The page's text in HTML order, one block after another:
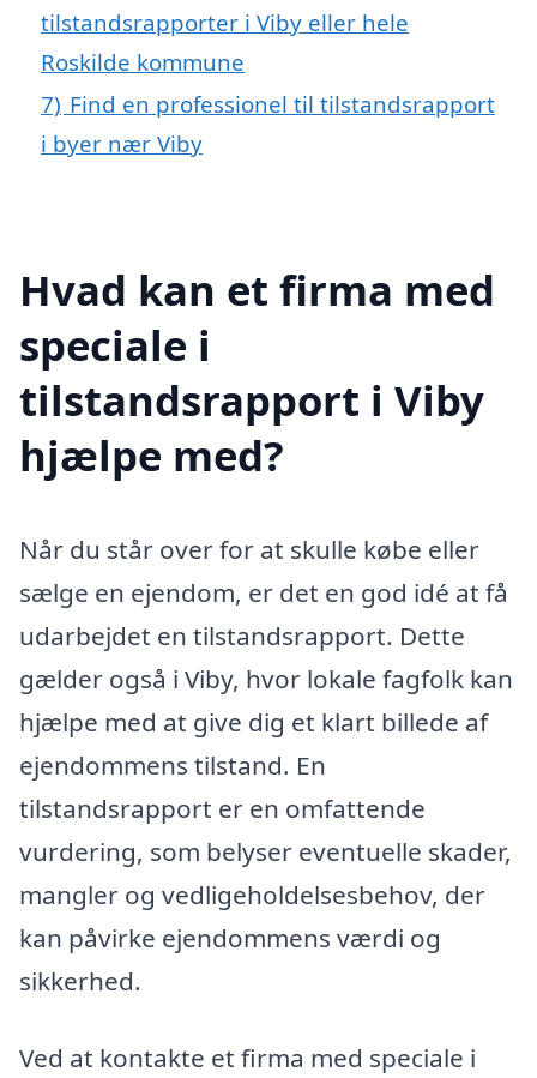
tilstandsrapporter i Viby eller hele
Roskilde kommune
7) Find en professionel til tilstandsrapport
i byer nær Viby
Hvad kan et firma med
speciale i
tilstandsrapport i Viby
hjælpe med?
Når du står over for at skulle købe eller
sælge en ejendom, er det en god idé at få
udarbejdet en tilstandsrapport. Dette
gælder også i Viby, hvor lokale fagfolk kan
hjælpe med at give dig et klart billede af
ejendommens tilstand. En
tilstandsrapport er en omfattende
vurdering, som belyser eventuelle skader,
mangler og vedligeholdelsesbehov, der
kan påvirke ejendommens værdi og
sikkerhed.
Ved at kontakte et firma med speciale i